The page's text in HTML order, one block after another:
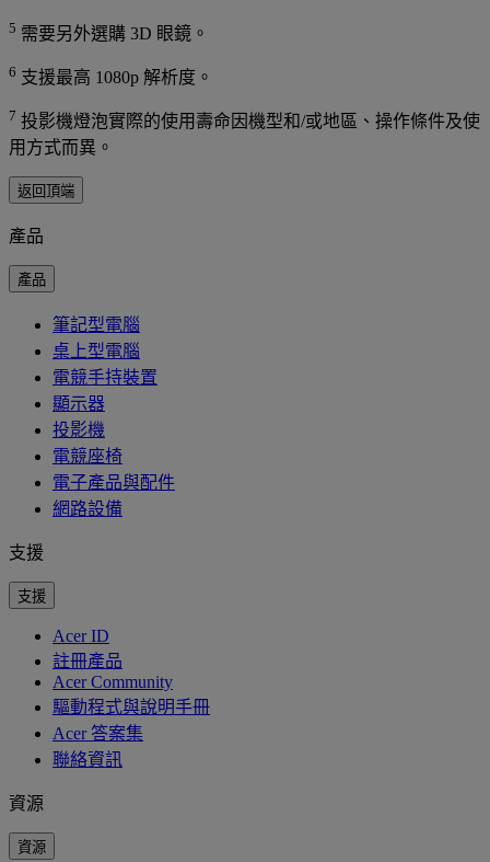
5 需要另外選購 3D 眼鏡。
6 支援最高 1080p 解析度。
7 投影機燈泡實際的使用壽命因機型和/或地區、操作條件及使
用方式而異。
返回頂端
產品
產品
筆記型電腦
桌上型電腦
電競手持裝置
顯示器
投影機
電競座椅
電子產品與配件
網路設備
支援
支援
Acer ID
註冊產品
Acer Community
驅動程式與說明手冊
Acer 答案集
聯絡資訊
資源
資源